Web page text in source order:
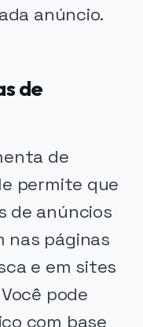
anúncio.
de
de
permite que
de anúncios
nas páginas
e em sites
pode
com base